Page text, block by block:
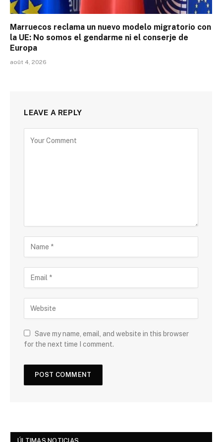
Marruecos reclama un nuevo modelo migratorio con
la UE: No somos el gendarme ni el conserje de
Europa
août 4, 2026
LEAVE A REPLY
Save my name, email, and website in this browser
for the next time I comment.